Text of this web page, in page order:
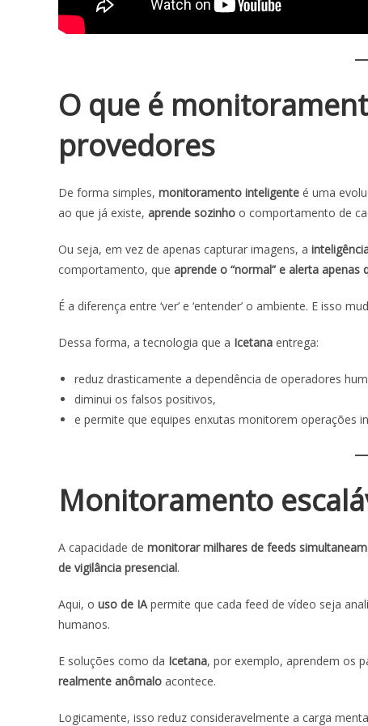
O que é
provedores
De forma simples, monitoramento inteligente é uma
ao que já existe, aprende sozinho o comportamento de
Ou seja, em vez de apenas capturar imagens, a
comportamento, que aprende o “normal” e alerta
É a diferença entre ‘ver’ e ‘entender’ o ambiente. E isso
Dessa forma, a tecnologia que a Icetana entrega:
reduz drasticamente a dependência de operadores
diminui os falsos positivos,
e permite que equipes enxutas monitorem operações
Monitoramento
A capacidade de monitorar milhares de feeds
de vigilância presencial.
Aqui, o uso de IApermite que cada feed de vídeo seja
humanos.
E soluções como da Icetana, por exemplo, aprendem os
realmente anômalo acontece.
Logicamente, isso reduz consideravelmente a carga